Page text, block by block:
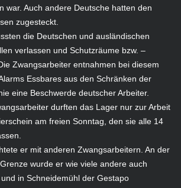
war. Auch andere Deutsche hatten den
zugesteckt.
die Deutschen und ausländischen
verlassen und Schutzräume bzw. –
Zwangsarbeiter entnahmen bei diesem
Essbares aus den Schränken der
eine Beschwerde deutscher Arbeiter.
durften das Lager nur zur Arbeit
am freien Sonntag, den sie alle 14
er mit anderen Zwangsarbeitern. An der
wurde er wie viele andere auch
in Schneidemühl der Gestapo